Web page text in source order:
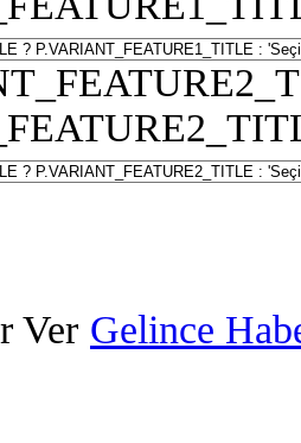
Ver Gelince